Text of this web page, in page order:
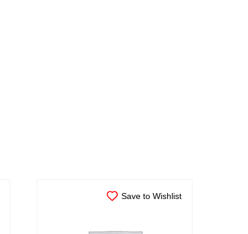
Save to Wishlist